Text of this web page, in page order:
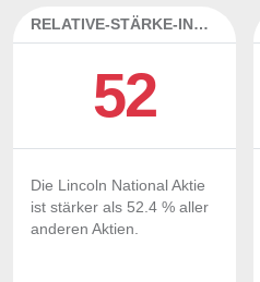
RELATIVE-STÄRKE-INDEX
52
Die Lincoln National Aktie
ist stärker als 52.4 % aller
anderen Aktien.